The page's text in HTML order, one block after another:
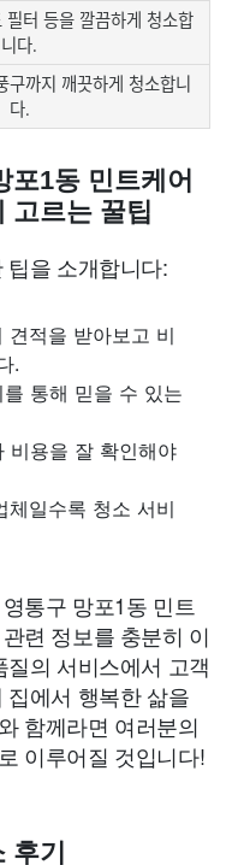
필터 등을 깔끔하게 청소합
니다.
구까지 깨끗하게 청소합니
다.
포1동 민트케어
고르는 꿀팁
을 소개합니다:
견적을 받아보고 비
.
통해 믿을 수 있는
비용을 잘 확인해야
체일수록 청소 서비
통구 망포1동 민트
련 정보를 충분히 이
의 서비스에서 고객
에서 행복한 삶을
함께라면 여러분의
이루어질 것입니다!
기